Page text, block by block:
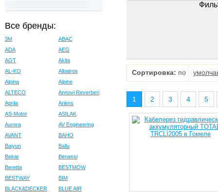
Все бренды:
3M
ABAC
ADA
AEG
AGT
Akita
AL-KO
Albatros
Alpina
Alpine
ALTECO
Annovi Reverberi
Aprila
Ariens
AS-Motor
ASILAK
Aurora
AV Engineering
AVANT
BAHO
Baiyun
Ballu
Bekar
Benassi
Beretta
BESTMOW
BESTWAY
BIM
BLACK&DECKER
BLUE AIR
Сортировка: по
1 2 3 4 5